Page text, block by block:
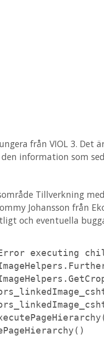
från VIOL 3. Det
information som
Tillverkning
Johansson från
och eventuella
Error executing